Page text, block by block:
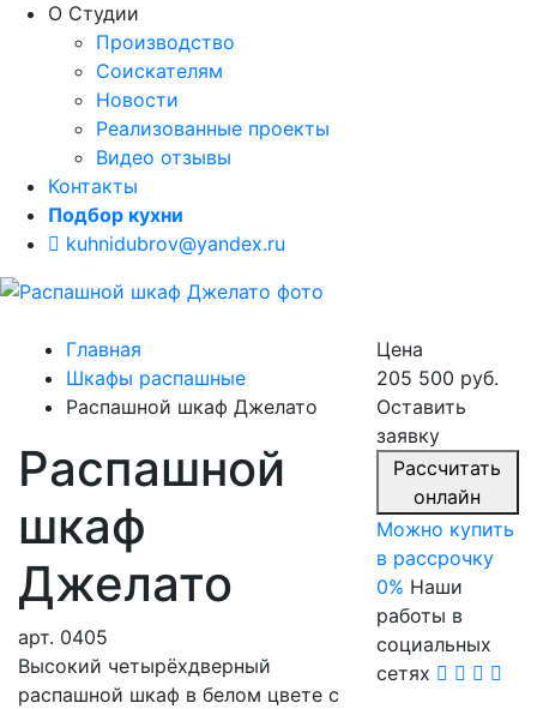
О Студии
Производство
Соискателям
Новости
Реализованные проекты
Видео отзывы
Контакты
Подбор кухни
kuhnidubrov@yandex.ru
Главная
Шкафы распашные
Распашной шкаф Джелато
Распашной
шкаф
Джелато
арт. 0405
Высокий четырёхдверный
распашной шкаф в белом цвете с
Цена
205 500 руб.
Оставить
заявку
Расcчитать
онлайн
Можно купить
в рассрочку
0% Наши
работы в
социальных
сетях